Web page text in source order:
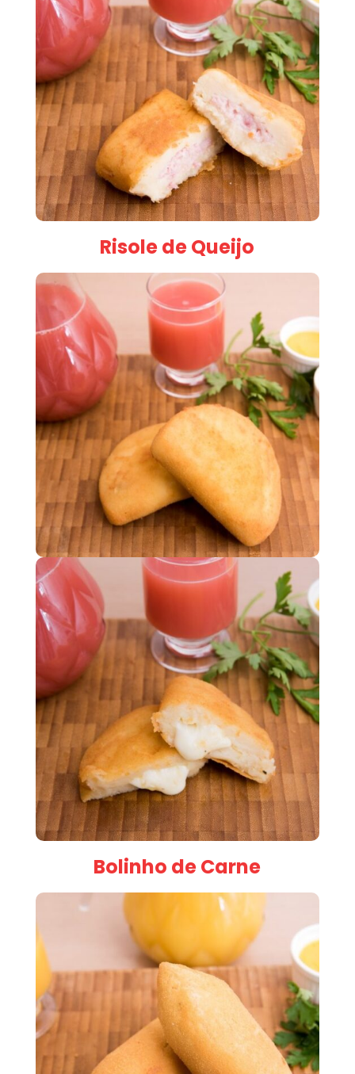
Risole de Queijo
Bolinho de Carne